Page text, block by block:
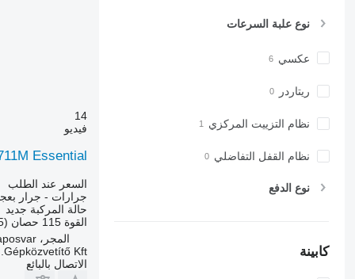
7310 R
7600
7720
7800
7810
7820
نوع علبة السرعات
عكسي
ريتاردر
نظام التزييت المركزي
نظام القفل التفاضلي
نوع الدفع
كابينة
14
فيديو
Essential
السعر عند الطلب
جرارات - جرار
حالة المركبة جديد
القوة 115 حصان (85 kW)
المجر، Kaposvar
Gépközvetítő Kft.
الاتصال بالبائع